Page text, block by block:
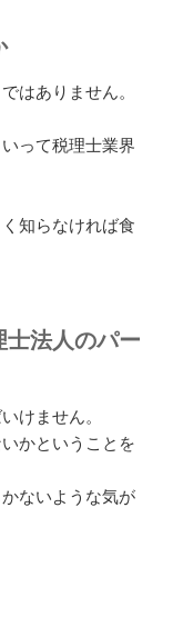
はありません。
って税理士業界
知らなければ食
士法人のパー
けません。
かということを
ないような気が